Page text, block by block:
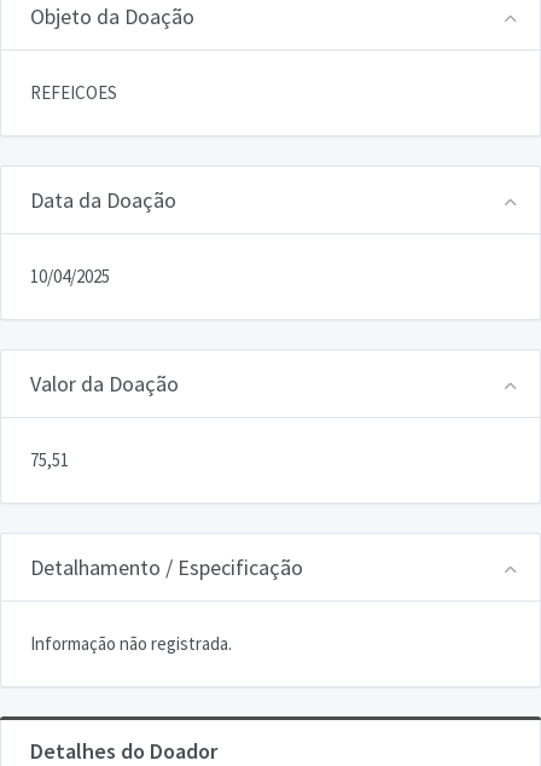
Objeto da Doação
REFEICOES
Data da Doação
10/04/2025
Valor da Doação
75,51
Detalhamento / Especificação
Informação não registrada.
Detalhes do Doador